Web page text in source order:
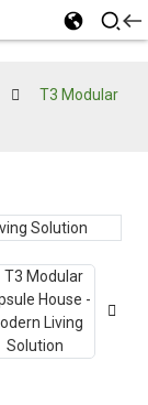
T3 Modular